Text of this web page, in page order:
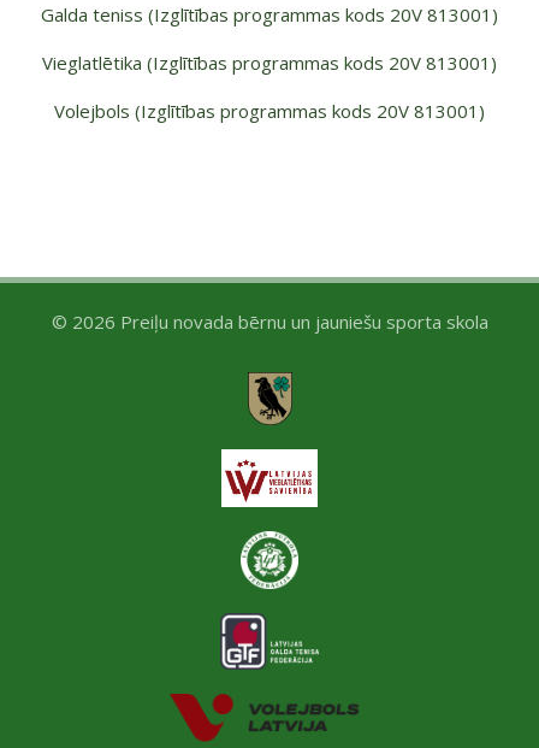
Galda teniss (Izglītības programmas kods 20V 813001)
Vieglatlētika (Izglītības programmas kods 20V 813001)
Volejbols (Izglītības programmas kods 20V 813001)
© 2026 Preiļu novada bērnu un jauniešu sporta skola